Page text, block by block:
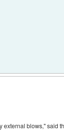
blows," said